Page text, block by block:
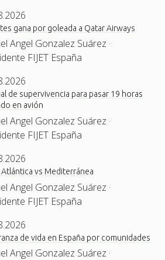
gana por goleada a Qatar Airways
Angel Gonzalez Suárez ·
FIJET España
de supervivencia para pasar 19 horas
en avión
Angel Gonzalez Suárez ·
FIJET España
vs Mediterránea
Angel Gonzalez Suárez ·
FIJET España
de vida en España por comunidades
Angel Gonzalez Suárez ·